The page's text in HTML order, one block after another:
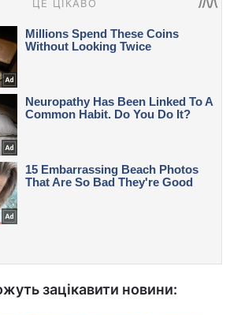
зацікавити новини: